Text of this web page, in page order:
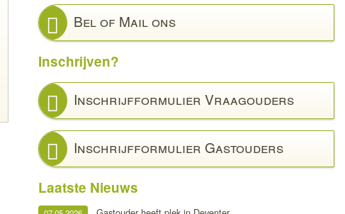
Bel of Mail ons
Inschrijven?
Inschrijfformulier Vraagouders
Inschrijfformulier Gastouders
Laatste Nieuws